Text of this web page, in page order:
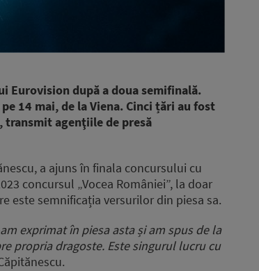
Eurovision după a doua semifinală.
14 mai, de la Viena. Cinci țări au fost
agenţiile de presă
a ajuns în finala concursului cu
concursul „Vocea României”, la doar
este semnificația versurilor din piesa sa.
exprimat în piesa asta și am spus de la
propria dragoste. Este singurul lucru cu